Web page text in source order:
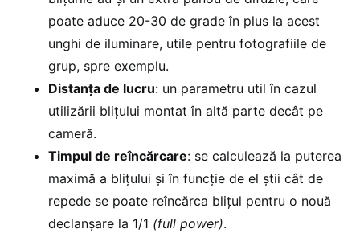
poate aduce 20-30 de grade în plus la acest
unghi de iluminare, utile pentru fotografiile de
grup, spre exemplu.
Distanța de lucru: un parametru util în cazul
utilizării blițului montat în altă parte decât pe
cameră.
Timpul de reîncărcare: se calculează la puterea
maximă a blițului și în funcție de el știi cât de
repede se poate reîncărca blițul pentru o nouă
declanșare la 1/1 (full power).